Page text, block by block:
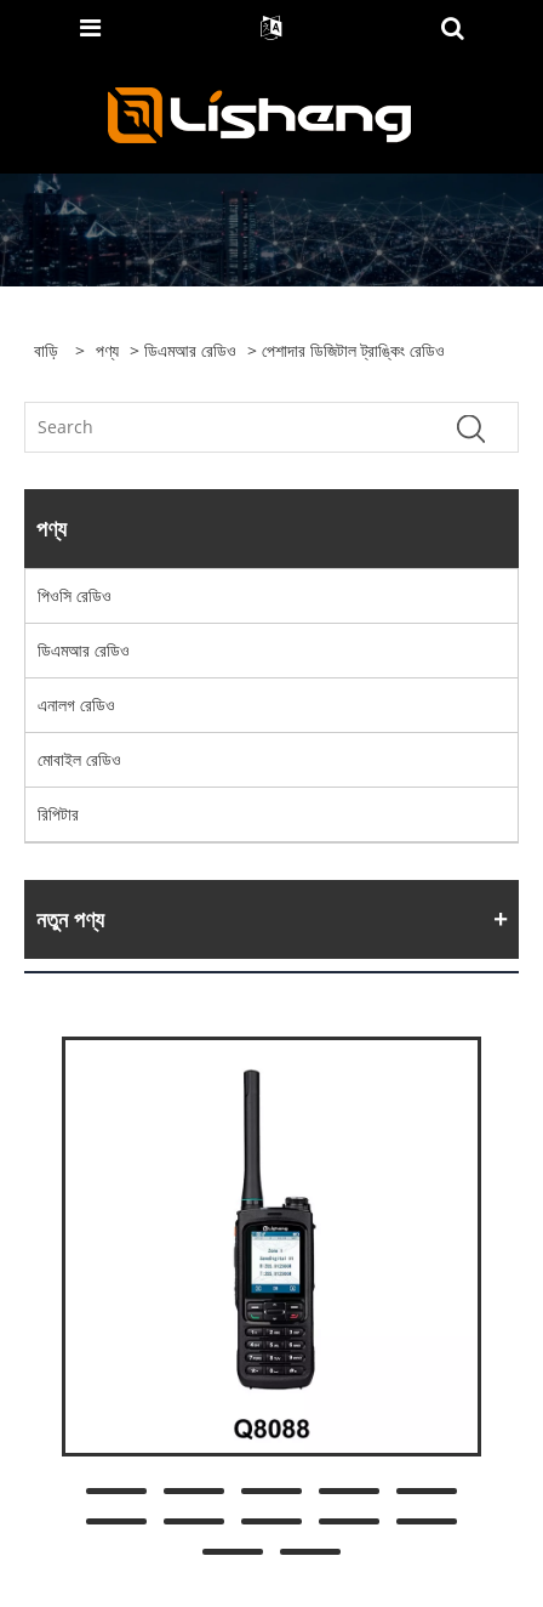
বাড়ি > পণ্য >ডিএমআর রেডিও > পেশাদার ডিজিটাল ট্রাঙ্কিং রেডিও
পণ্য
পিওসি রেডিও
ডিএমআর রেডিও
এনালগ রেডিও
মোবাইল রেডিও
রিপিটার
নতুন পণ্য